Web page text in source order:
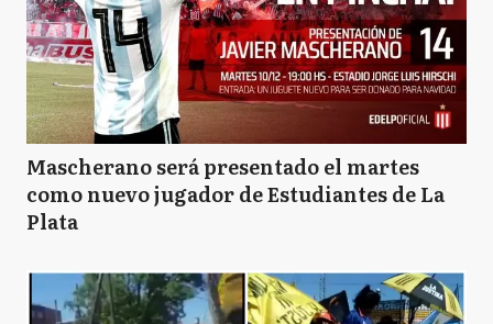
Mascherano será presentado el martes
como nuevo jugador de Estudiantes de La
Plata